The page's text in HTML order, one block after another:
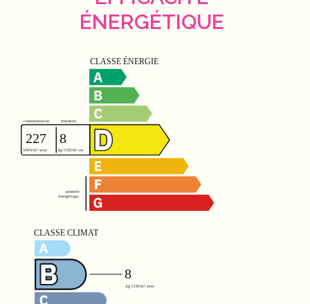
ÉNERGÉTIQUE